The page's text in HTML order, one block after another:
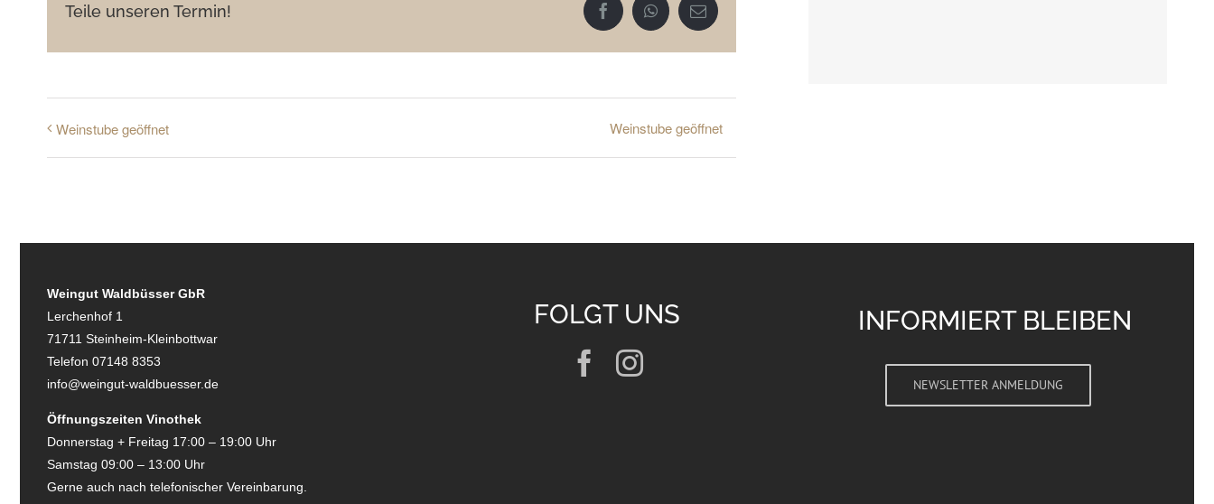
Teile unseren Termin! FacebookWhatsApp
E-
Mail
Weinstube geöffnet Weinstube geöffnet
Weingut Waldbüsser GbR
Lerchenhof 1
71711 Steinheim-Kleinbottwar
Telefon 07148 8353
info@weingut-waldbuesser.de
Öffnungszeiten Vinothek
Donnerstag + Freitag 17:00 – 19:00 Uhr
Samstag 09:00 – 13:00 Uhr
Gerne auch nach telefonischer Vereinbarung.
FOLGT UNS INFORMIERT BLEIBEN
NEWSLETTER ANMELDUNG